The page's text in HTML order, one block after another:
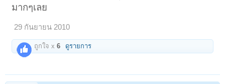
มากๆเลย
29 กันยายน 2010
ถูกใจ x6 ดูรายการ